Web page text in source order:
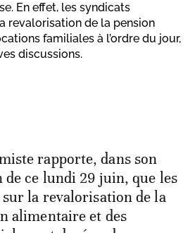
En effet, les syndicats
revalorisation de la pension
familiales à l’ordre du jour,
discussions.
rapporte, dans son
de ce lundi 29 juin, que les
sur la revalorisation de la
alimentaire et des